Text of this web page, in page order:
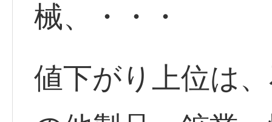
械、・・・
値下がり上位は